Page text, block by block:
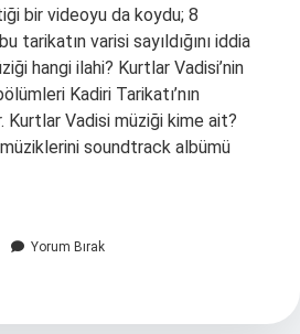
bir videoyu da koydu; 8
tarikatın varisi sayıldığını iddia
hangi ilahi? Kurtlar Vadisi’nin
Kadiri Tarikatı’nın
Kurtlar Vadisi müziği kime ait?
müziklerini soundtrack albümü
Yorum Bırak